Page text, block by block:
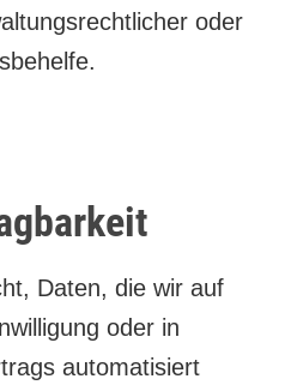
oder
Daten, die wir auf
oder in
automatisiert